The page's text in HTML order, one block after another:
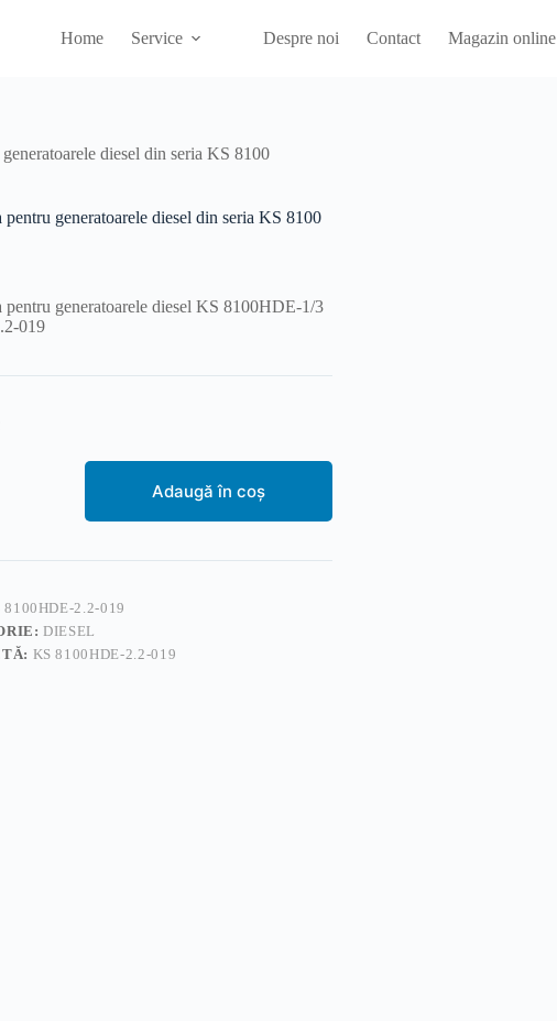
Home Service Despre noi Contact Magazin online
diesel din seria KS 8100
pentru generatoarele diesel din seria KS 8100
pentru generatoarele diesel KS 8100HDE-1/3
019
Adaugă în coș
8100HDE-2.2-019
DIESEL
KS 8100HDE-2.2-019